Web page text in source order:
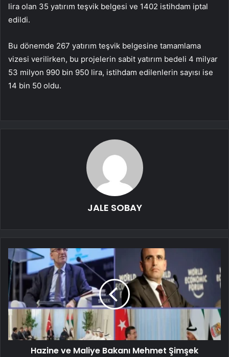
lira olan 35 yatırım teşvik belgesi ve 1402 istihdam iptal
edildi.
Bu dönemde 267 yatırım teşvik belgesine tamamlama
vizesi verilirken, bu projelerin sabit yatırım bedeli 4 milyar
53 milyon 990 bin 950 lira, istihdam edilenlerin sayısı ise
14 bin 50 oldu.
JALE SOBAY
Hazine ve Maliye Bakanı Mehmet Şimşek